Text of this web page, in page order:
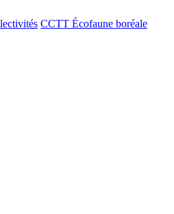
CCTT Écofaune boréale